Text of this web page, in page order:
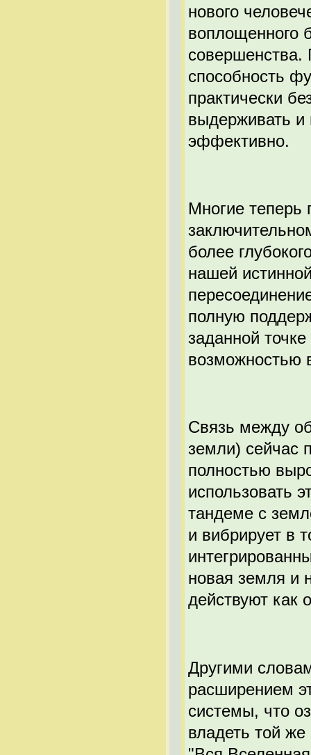
нового
воплощенного
способность
практически
выдерживать и
эффективно.
Многие теперь
более
нашей
полную
заданной
возможностью
Связь между
земли) сейчас
полностью
использовать
тандеме с
и вибрирует в
новая земля и
действуют как
Другими
расширением
системы, что
владеть той